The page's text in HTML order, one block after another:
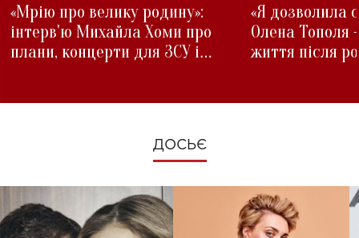
«Мрію про велику родину»:
інтерв'ю Михайла Хоми про
плани, концерти для ЗСУ і
«Я дозволила
Олена Тополя
життя після
ДОСЬЄ